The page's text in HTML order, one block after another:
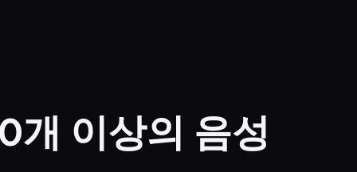
개 이상의 음성